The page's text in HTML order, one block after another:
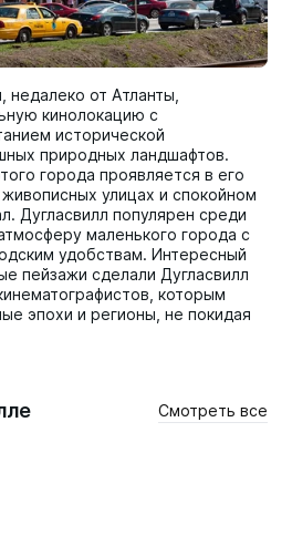
от Атланты,
кинолокацию с
исторической
природных ландшафтов.
города проявляется в его
улицах и спокойном
Дугласвилл популярен среди
маленького города с
удобствам. Интересный
пейзажи сделали Дугласвилл
которым
эпохи и регионы, не покидая
Смотреть все